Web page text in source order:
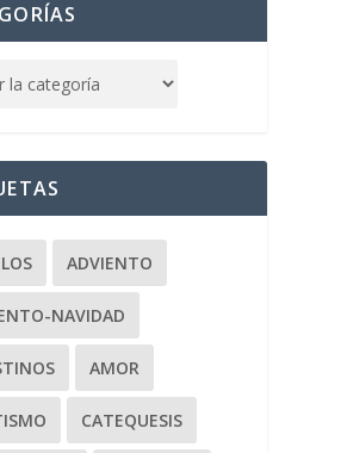
ADVIENTO
NAVIDAD
AMOR
CATEQUESIS